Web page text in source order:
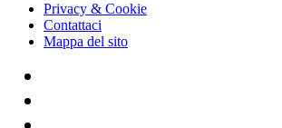
Privacy & Cookie
Contattaci
Mappa del sito